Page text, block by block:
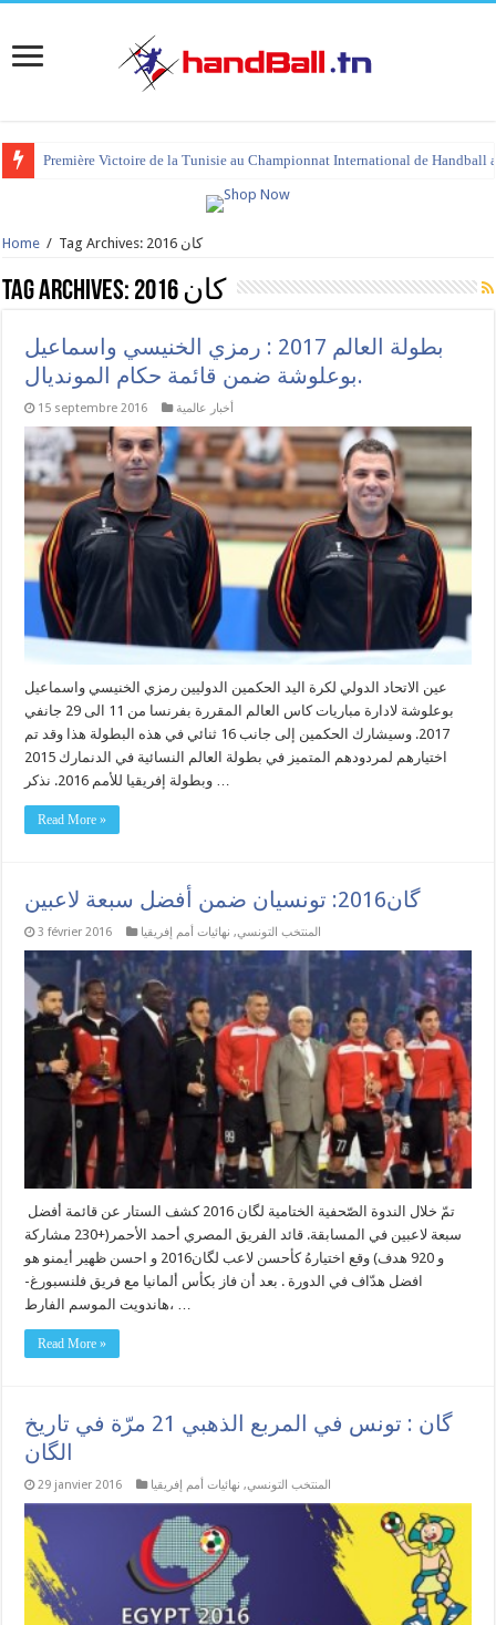
tournoi international Hammamet 2023 : programme et liste des joueurs
Home / Tag Archives: كان 2016
Tag Archives: كان 2016
بطولة العالم 2017 : رمزي الخنيسي واسماعيل
بوعلوشة ضمن قائمة حكام المونديال.
15 septembre 2016 أخبار عالمية
عين الاتحاد الدولي لكرة اليد الحكمين الدوليين رمزي الخنيسي واسماعيل
بوعلوشة لادارة مباريات كاس العالم المقررة بفرنسا من 11 الى 29 جانفي
2017. وسيشارك الحكمين إلى جانب 16 ثنائي في هذه البطولة هذا وقد تم
اختيارهم لمردودهم المتميز في بطولة العالم النسائية في الدنمارك 2015
Read More »
گان2016: تونسيان ضمن أفضل سبعة لاعبين
3 février 2016 المنتخب التونسي, نهائيات أمم إفريقيا
سبعة لاعبين في المسابقة. قائد الفريق المصري أحمد الأحمر(+230 مشاركة
و 920 هدف) وقع اختيارهُ كأحسن لاعب لگان2016 و احسن ظهير أيمنو هو
افضل هدّاف في الدورة . بعد أن فاز بكأس ألمانيا مع فريق فلنسبورغ-
هاندويت الموسم الفارط، …
Read More »
گان : تونس في المربع الذهبي 21 مرّة في تاريخ
الگان
29 janvier 2016 المنتخب التونسي, نهائيات أمم إفريقيا